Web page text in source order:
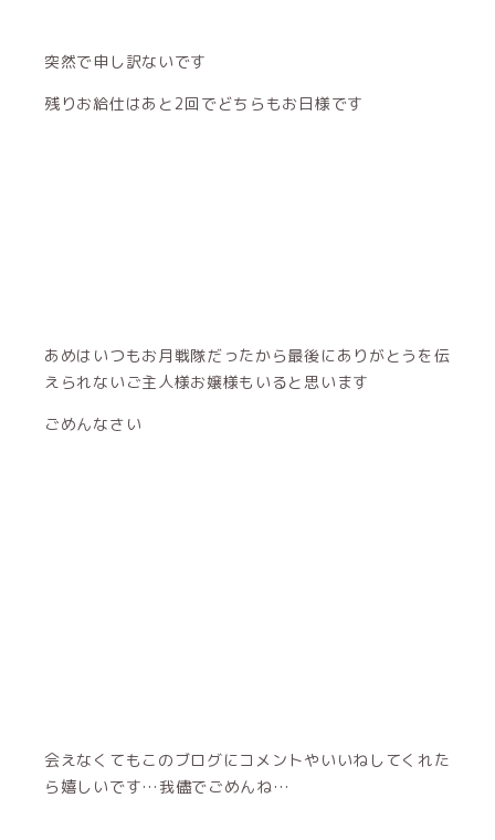
突然で申し訳ないです
残りお給仕はあと2回でどちらもお日様です
あめはいつもお月戦隊だったから最後にありがとうを伝
えられないご主人様お嬢様もいると思います
ごめんなさい
会えなくてもこのブログにコメントやいいねしてくれた
ら嬉しいです…我儘でごめんね…